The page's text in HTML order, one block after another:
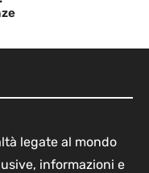
legate al mondo
informazioni e